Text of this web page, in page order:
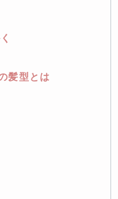
髪型とは